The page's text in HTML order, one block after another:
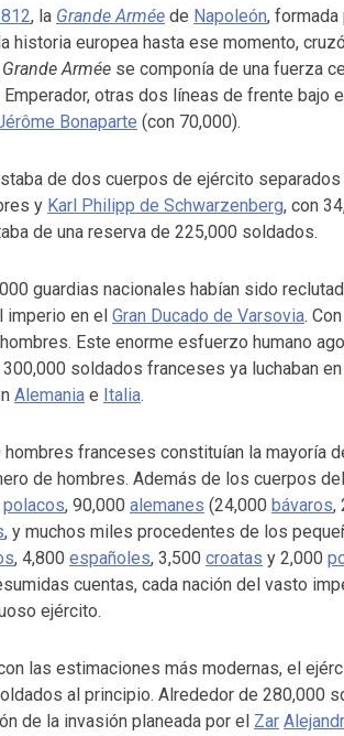
, la Grande Armée de Napoleón,
historia europea hasta ese momento,
Grande Armée se componía de una fuerza
otras dos líneas de frente bajo
Bonaparte (con 70,000).
de dos cuerpos de ejército
y Karl Philipp de Schwarzenberg, con
de una reserva de 225,000 soldados.
guardias nacionales habían sido
imperio en el Gran Ducado de Varsovia.
Este enorme esfuerzo humano
soldados franceses ya luchaban en
Alemania e Italia.
hombres franceses constituían la mayoría
de hombres. Además de los cuerpos
polacos, 90,000 alemanes (24,000 bávaros,
, y muchos miles procedentes de los
, 4,800 españoles, 3,500 croatas y 2,000
cuentas, cada nación del vasto
ejército.
las estimaciones más modernas, el
al principio. Alrededor de 280,000
de la invasión planeada por el Zar